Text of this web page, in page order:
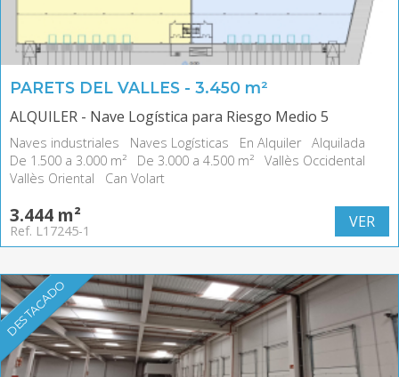
PARETS DEL VALLES - 3.450 m²
ALQUILER - Nave Logística para Riesgo Medio 5
Naves industriales Naves Logísticas En Alquiler
Alquilada
De 1.500 a 3.000 m²
De 3.000 a 4.500 m²
Vallès Occidental
Vallès Oriental
Can Volart
3.444 m²
Ref. L17245-1 VER
DESTACADO